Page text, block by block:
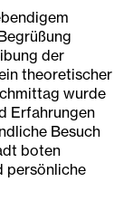
der
theoretischer
wurde
Erfahrungen
Besuch
boten
persönliche